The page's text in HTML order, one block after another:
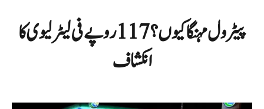
پیٹرول مہنگا کیوں؟ 117 روپے فی لیٹر لیوی کا
انکشاف